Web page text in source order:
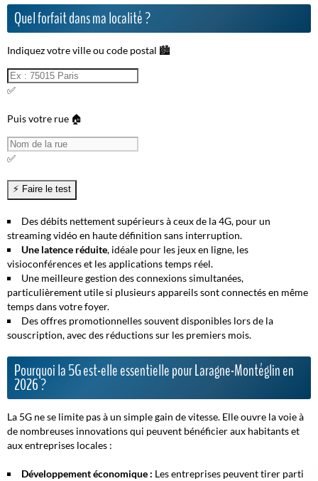
Quel forfait dans ma localité ?
Indiquez votre ville ou code postal 🏙️
✅
Puis votre rue 🏠
✅
Des débits nettement supérieursà ceux de la 4G, pour un
streaming vidéo en haute définition sans interruption.
Une latence réduite, idéale pour les jeux en ligne, les
visioconférences et les applications temps réel.
Une meilleure gestion des connexions simultanées,
particulièrement utile si plusieurs appareils sont connectés en même
temps dans votre foyer.
Des offres promotionnelles souvent disponibles lors de la
souscription, avec des réductions sur les premiers mois.
Pourquoi la 5G est-elle essentielle pour Laragne-Montéglin en
2026 ?
La 5G ne se limite pas à un simple gain de vitesse. Elle ouvre la voie à
de nombreuses innovations qui peuvent bénéficier aux habitants et
aux entreprises locales :
Développement économique : Les entreprises peuvent tirer parti